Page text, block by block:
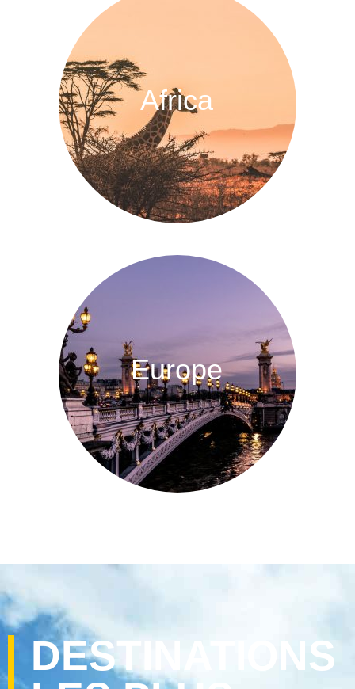
Africa
Europe
DESTINATIONS